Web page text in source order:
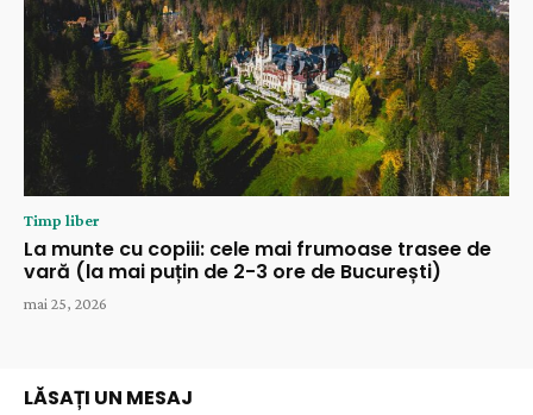
Timp liber
La munte cu copiii: cele mai frumoase trasee de
vară (la mai puțin de 2-3 ore de București)
mai 25, 2026
LĂSAȚI UN MESAJ